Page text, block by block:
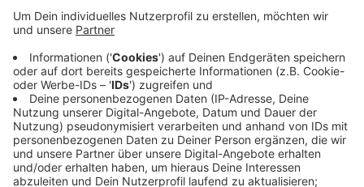
Die Stadt hat ein neues Zugangssystem einbauen
lassen. Künftig dienen die Parktickets auch als
Eingangskarte. Die muss an einen Scanner neben den
Türen zu den einzelnen Parkdecks gehalten werden.
Dafür hat die Stadt 1,8 Millionen Euro ausgegeben. In